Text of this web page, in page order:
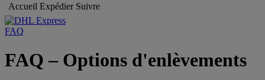
Accueil Expédier Suivre
FAQ
FAQ – Options d'enlèvements